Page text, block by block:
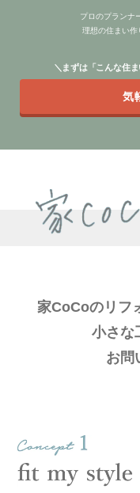
プロのプランナ
理想の住まい作
＼まずは「こんな住
気
家CoCoのリフ
小さな
お問